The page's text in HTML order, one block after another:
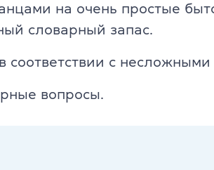
на очень простые
словарный запас.
соответствии с
вопросы.